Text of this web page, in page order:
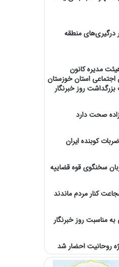
درگیری‌های منطقه
مدیره کانون
استان خوزستان
روز خبرنگار
صحت دارد
کوبنده ایران
سخنگوی قوه قضاییه
کنار مردم ماندند
مناسبت روز خبرنگار
روحانیت احضار شد